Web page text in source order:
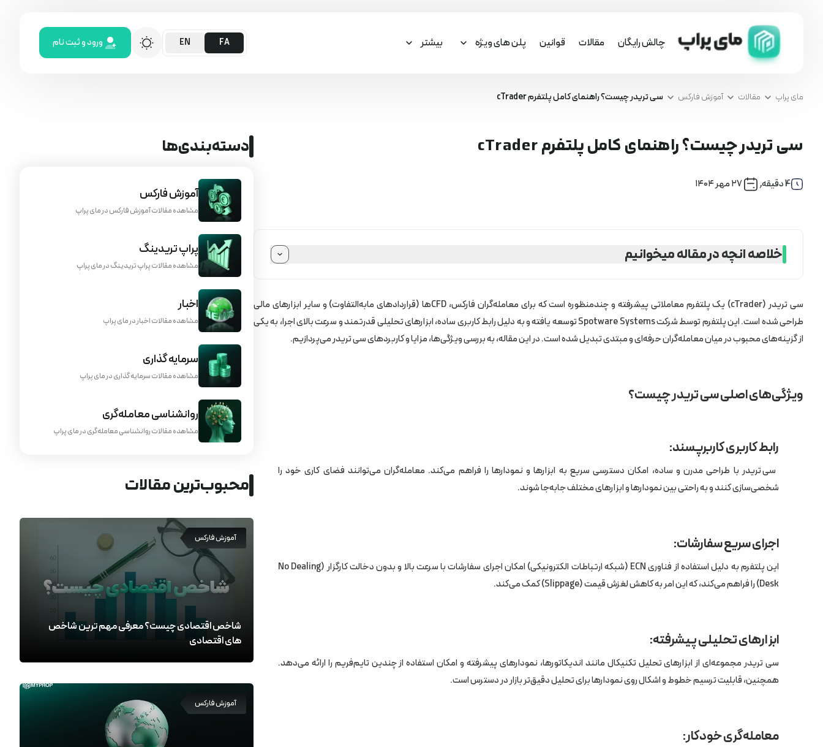
چالش رایگان مقالات قوانین پلن های ویژه بیشتر FA
EN ورود و ثبت نام
مای پراپ مقالات آموزش فارکس سی تریدر چیست؟ راهنمای کامل پلتفرم cTrader
سی تریدر چیست؟ راهنمای کامل پلتفرم cTrader
4دقیقه, ۲۷ مهر ۱۴۰۴
خلاصه انچه در مقاله میخوانیم
رابط کاربری کاربرپسند:
اجرای سریع سفارشات:
دسترسی چندپلتفرمی:
معایب سی تریدر
مقایسه سی تریدر با متاتریدر
نتیجه‌گیری
سی تریدر (cTrader) یک پلتفرم معاملاتی پیشرفته و چندمنظوره است که برای معامله‌گران فارکس، CFDها (قراردادهای مابه‌التفاوت) و سایر ابزارهای مالی
طراحی شده است. این پلتفرم توسط شرکت Spotware Systems توسعه یافته و به دلیل رابط کاربری ساده، ابزارهای تحلیلی قدرتمند و سرعت بالای اجرا، به یکی
از گزینه‌های محبوب در میان معامله‌گران حرفه‌ای و مبتدی تبدیل شده است. در این مقاله، به بررسی ویژگی‌ها، مزایا و کاربردهای سی تریدر می‌پردازیم.
ویژگی‌های اصلی سی تریدر چیست؟
رابط کاربری کاربرپسند:
سی تریدر با طراحی مدرن و ساده، امکان دسترسی سریع به ابزارها و نمودارها را فراهم می‌کند. معامله‌گران می‌توانند فضای کاری خود را
شخصی‌سازی کنند و به راحتی بین نمودارها و ابزارهای مختلف جابه‌جا شوند.
اجرای سریع سفارشات:
این پلتفرم به دلیل استفاده از فناوری ECN (شبکه ارتباطات الکترونیکی) امکان اجرای سفارشات با سرعت بالا و بدون دخالت کارگزار (No Dealing
Desk) را فراهم می‌کند، که این امر به کاهش لغزش قیمت (Slippage) کمک می‌کند.
ابزارهای تحلیلی پیشرفته:
سی تریدر مجموعه‌ای از ابزارهای تحلیل تکنیکال مانند اندیکاتورها، نمودارهای پیشرفته و امکان استفاده از چندین تایم‌فریم را ارائه می‌دهد.
همچنین، قابلیت ترسیم خطوط و اشکال روی نمودارها برای تحلیل دقیق‌تر بازار در دسترس است.
معامله‌گری خودکار:
دسته‌بندی‌ها
آموزش فارکس
مشاهده مقالات آموزش فارکس در مای پراپ
پراپ تریدینگ
مشاهده مقالات پراپ تریدینگ در مای پراپ
اخبار
مشاهده مقالات اخبار در مای پراپ
سرمایه گذاری
مشاهده مقالات سرمایه گذاری در مای پراپ
روانشناسی معامله‌گری
مشاهده مقالات روانشناسی معامله‌گری در مای پراپ
محبوب‌ترین مقالات
آموزش فارکس
شاخص اقتصادی چیست؟ معرفی مهم ترین شاخص
های اقتصادی
آموزش فارکس